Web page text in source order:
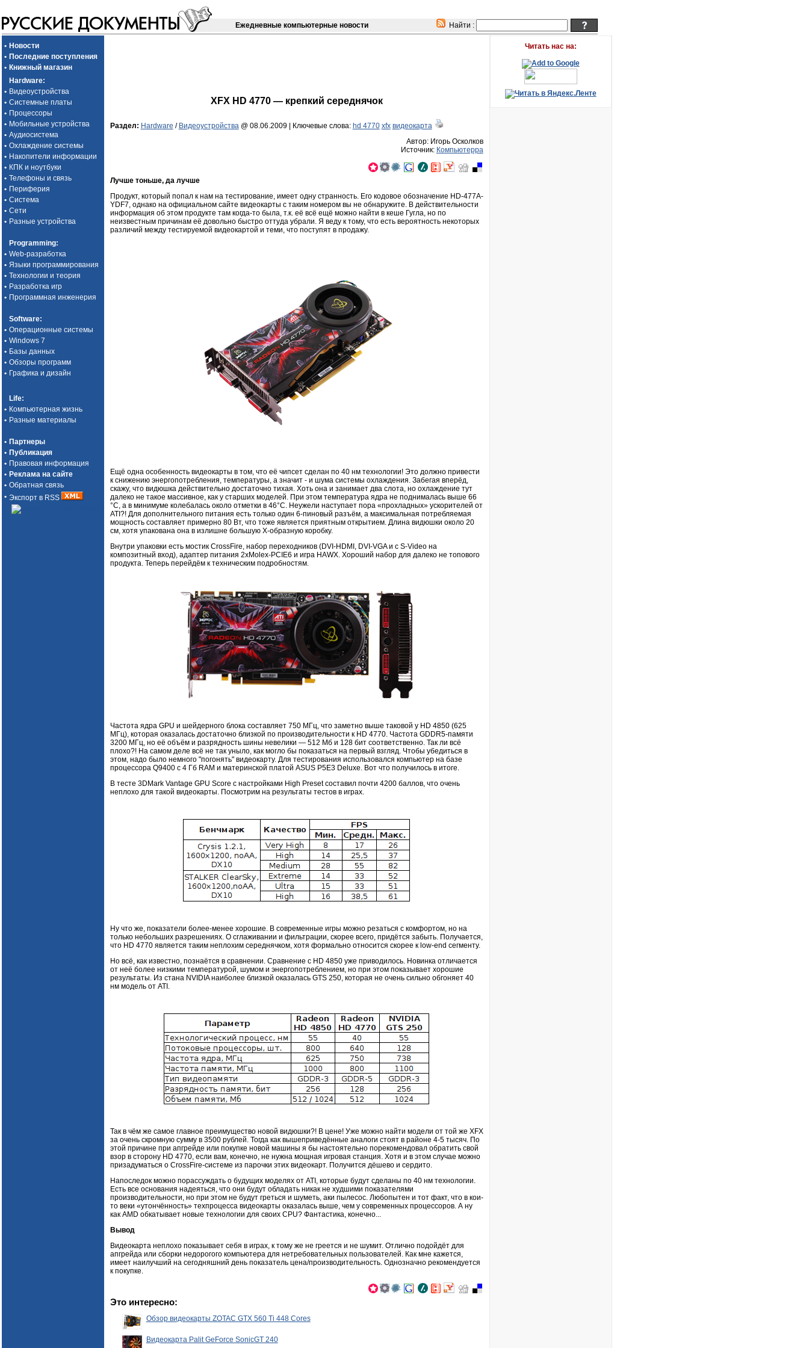
Ежедневные компьютерные новости Найти :
• Новости
• Последние поступления
• Книжный магазин
Hardware:
• Видеоустройства
• Системные платы
• Процессоры
• Мобильные устройства
• Аудиосистема
• Охлаждение системы
• Накопители информации
• КПК и ноутбуки
• Телефоны и связь
• Периферия
• Система
• Сети
• Разные устройства
Programming:
• Web-разработка
• Языки программирования
• Технологии и теория
• Разработка игр
• Программная инженерия
Software:
• Операционные системы
• Windows 7
• Базы данных
• Обзоры программ
• Графика и дизайн
Life:
• Компьютерная жизнь
• Разные материалы
• Партнеры
• Публикация
• Правовая информация
• Реклама на сайте
• Обратная связь
• Экспорт в RSS
XFX HD 4770 — крепкий середнячок
Раздел: Hardware / Видеоустройства @ 08.06.2009 | Ключевые слова: hd 4770 xfx видеокарта
Автор: Игорь Осколков
Источник: Компьютерра
Лучше тоньше, да лучше
Продукт, который попал к нам на тестирование, имеет одну странность. Его кодовое обозначение HD-477A-
YDF7, однако на официальном сайте видеокарты с таким номером вы не обнаружите. В действительности
информация об этом продукте там когда-то была, т.к. её всё ещё можно найти в кеше Гугла, но по
неизвестным причинам её довольно быстро оттуда убрали. Я веду к тому, что есть вероятность некоторых
различий между тестируемой видеокартой и теми, что поступят в продажу.
Ещё одна особенность видеокарты в том, что её чипсет сделан по 40 нм технологии! Это должно привести
к снижению энергопотребления, температуры, а значит - и шума системы охлаждения. Забегая вперёд,
скажу, что видюшка действительно достаточно тихая. Хоть она и занимает два слота, но охлаждение тут
далеко не такое массивное, как у старших моделей. При этом температура ядра не поднималась выше 66
°C, а в минимуме колебалась около отметки в 46°C. Неужели наступает пора «прохладных» ускорителей от
ATI?! Для дополнительного питания есть только один 6-пиновый разъём, а максимальная потребляемая
мощность составляет примерно 80 Вт, что тоже является приятным открытием. Длина видюшки около 20
см, хотя упакована она в излишне большую X-образную коробку.
Внутри упаковки есть мостик CrossFire, набор переходников (DVI-HDMI, DVI-VGA и с S-Video на
композитный вход), адаптер питания 2xMolex-PCIE6 и игра HAWX. Хороший набор для далеко не топового
продукта. Теперь перейдём к техническим подробностям.
Частота ядра GPU и шейдерного блока составляет 750 МГц, что заметно выше таковой у HD 4850 (625
МГц), которая оказалась достаточно близкой по производительности к HD 4770. Частота GDDR5-памяти
3200 МГц, но её объём и разрядность шины невелики — 512 Мб и 128 бит соответственно. Так ли всё
плохо?! На самом деле всё не так уныло, как могло бы показаться на первый взгляд. Чтобы убедиться в
этом, надо было немного "погонять" видеокарту. Для тестирования использовался компьютер на базе
процессора Q9400 с 4 Гб RAM и материнской платой ASUS P5E3 Deluxe. Вот что получилось в итоге.
В тесте 3DMark Vantage GPU Score с настройками High Preset составил почти 4200 баллов, что очень
неплохо для такой видеокарты. Посмотрим на результаты тестов в играх.
Ну что же, показатели более-менее хорошие. В современные игры можно резаться с комфортом, но на
только небольших разрешениях. О сглаживании и фильтрации, скорее всего, придётся забыть. Получается,
что HD 4770 является таким неплохим середнячком, хотя формально относится скорее к low-end сегменту.
Но всё, как известно, познаётся в сравнении. Сравнение с HD 4850 уже приводилось. Новинка отличается
от неё более низкими температурой, шумом и энергопотреблением, но при этом показывает хорошие
результаты. Из стана NVIDIA наиболее близкой оказалась GTS 250, которая не очень сильно обгоняет 40
нм модель от ATI.
Так в чём же самое главное преимущество новой видюшки?! В цене! Уже можно найти модели от той же XFX
за очень скромную сумму в 3500 рублей. Тогда как вышеприведённые аналоги стоят в районе 4-5 тысяч. По
этой причине при апгрейде или покупке новой машины я бы настоятельно порекомендовал обратить свой
взор в сторону HD 4770, если вам, конечно, не нужна мощная игровая станция. Хотя и в этом случае можно
призадуматься о CrossFire-системе из парочки этих видеокарт. Получится дёшево и сердито.
Напоследок можно порассуждать о будущих моделях от ATI, которые будут сделаны по 40 нм технологии.
Есть все основания надеяться, что они будут обладать никак не худшими показателями
производительности, но при этом не будут греться и шуметь, аки пылесос. Любопытен и тот факт, что в кои-
то веки «утончённость» техпроцесса видеокарты оказалась выше, чем у современных процессоров. А ну
как AMD обкатывает новые технологии для своих CPU? Фантастика, конечно...
Вывод
Видеокарта неплохо показывает себя в играх, к тому же не греется и не шумит. Отлично подойдёт для
апгрейда или сборки недорогого компьютера для нетребовательных пользователей. Как мне кажется,
имеет наилучший на сегодняшний день показатель цена/производительность. Однозначно рекомендуется
к покупке.
Это интересно:
Обзор видеокарты ZOTAC GTX 560 Ti 448 Cores
Видеокарта Palit GeForce SonicGT 240
Читать наc на: